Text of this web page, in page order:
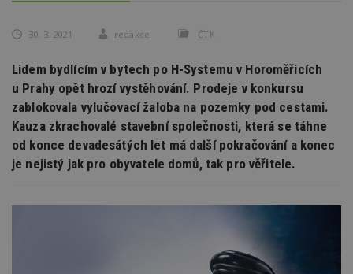
30. 3. 2021 redakce ČTK
Lidem bydlícím v bytech po H-Systemu v Horoměřicích
u Prahy opět hrozí vystěhování. Prodeje v konkursu
zablokovala vylučovací žaloba na pozemky pod cestami.
Kauza zkrachovalé stavební společnosti, která se táhne
od konce devadesátých let má další pokračování a konec
je nejistý jak pro obyvatele domů, tak pro věřitele.